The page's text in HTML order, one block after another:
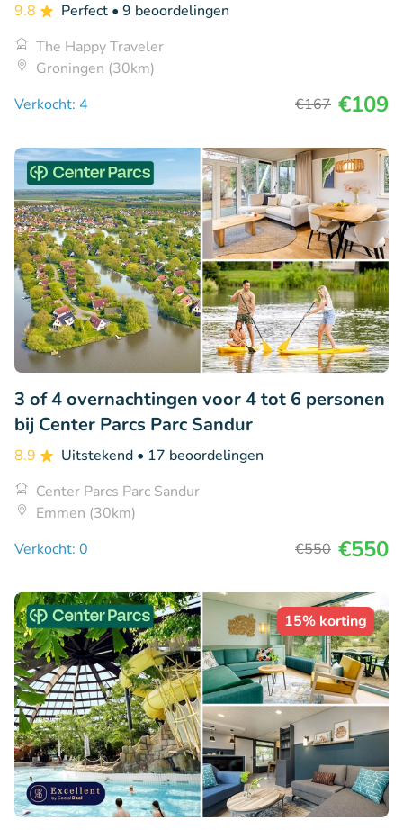
9.8 Perfect • 9 beoordelingen
The Happy Traveler
Groningen (30km)
Verkocht: 4
€167 €109
3 of 4 overnachtingen voor 4 tot 6 personen
bij Center Parcs Parc Sandur
8.9 Uitstekend • 17 beoordelingen
Center Parcs Parc Sandur
Emmen (30km)
Verkocht: 0
€550 €550
15% korting